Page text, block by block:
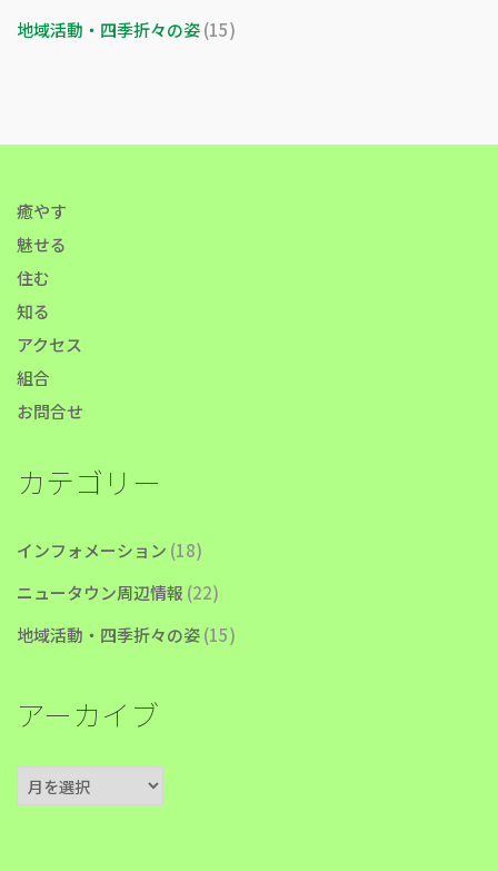
地域活動・四季折々の姿(15)
癒やす
魅せる
住む
知る
アクセス
組合
お問合せ
カテゴリー
インフォメーション (18)
ニュータウン周辺情報 (22)
地域活動・四季折々の姿(15)
アーカイブ
ア
ー